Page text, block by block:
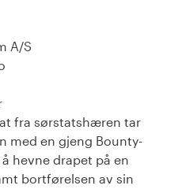
A/S
fra sørstatshæren tar
med en gjeng Bounty-
hevne drapet på en
bortførelsen av sin